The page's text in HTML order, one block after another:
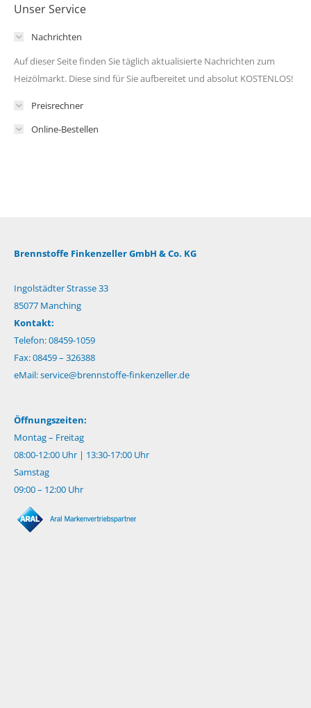
Unser Service
Nachrichten
Auf dieser Seite finden Sie täglich aktualisierte Nachrichten zum
Heizölmarkt. Diese sind für Sie aufbereitet und absolut KOSTENLOS!
Preisrechner
Online-Bestellen
Brennstoffe Finkenzeller GmbH & Co. KG
Ingolstädter Strasse 33
85077 Manching
Kontakt:
Telefon: 08459-1059
Fax: 08459 – 326388
eMail:service@brennstoffe-finkenzeller.de
Öffnungszeiten:
Montag – Freitag
08:00-12:00 Uhr | 13:30-17:00 Uhr
Samstag
09:00 – 12:00 Uhr